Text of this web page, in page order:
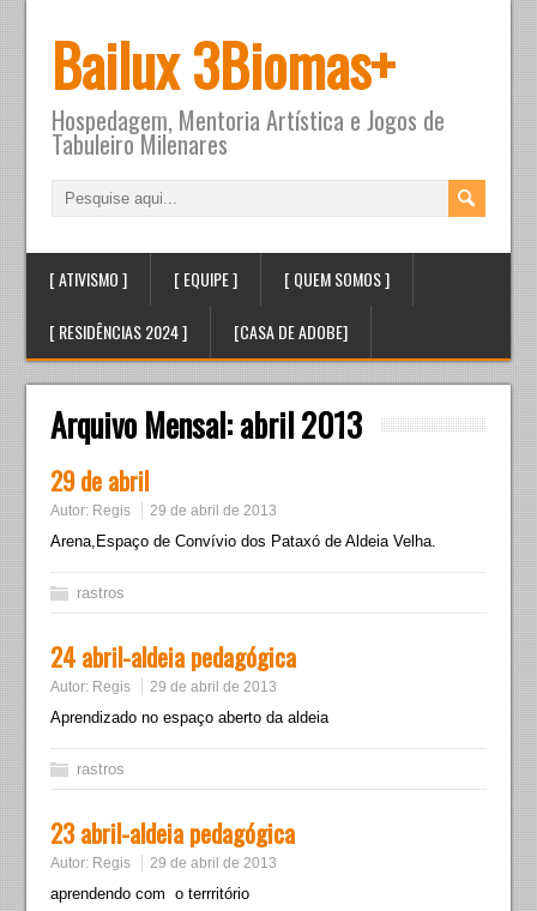
Bailux 3Biomas+
Hospedagem, Mentoria Artística e Jogos de
Tabuleiro Milenares
[ ATIVISMO ] [ EQUIPE ] [ QUEM SOMOS ]
[ RESIDÊNCIAS 2024 ] [CASA DE ADOBE]
Arquivo Mensal:abril 2013
29 de abril
Autor: Regis 29 de abril de 2013
Arena,Espaço de Convívio dos Pataxó de Aldeia Velha.
rastros
24 abril-aldeia pedagógica
Autor: Regis 29 de abril de 2013
Aprendizado no espaço aberto da aldeia
rastros
23 abril-aldeia pedagógica
Autor: Regis 29 de abril de 2013
aprendendo com o terrritório